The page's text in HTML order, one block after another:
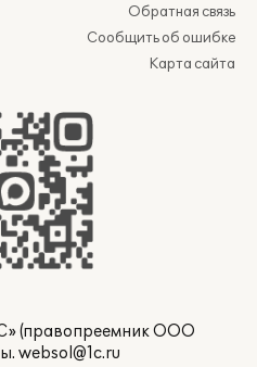
Обратная связь
Сообщить об ошибке
Карта сайта
(правопреемник ООО
websol@1c.ru